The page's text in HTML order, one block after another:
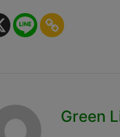
Green